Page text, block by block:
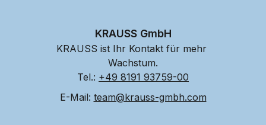
KRAUSS GmbH
KRAUSS ist Ihr Kontakt für mehr
Wachstum.
Tel.: +49 8191 93759-00
E-Mail: team@krauss-gmbh.com